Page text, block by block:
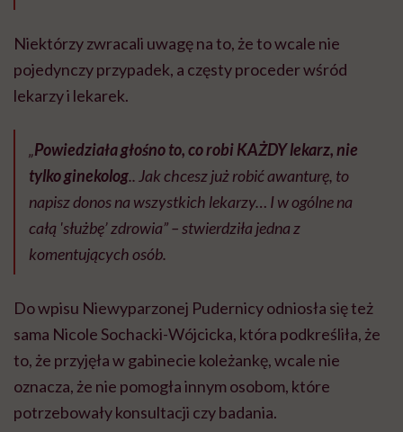
Niektórzy zwracali uwagę na to, że to wcale nie
pojedynczy przypadek, a częsty proceder wśród
lekarzy i lekarek.
„Powiedziała głośno to, co robi KAŻDY lekarz, nie
tylko ginekolog.. Jak chcesz już robić awanturę, to
napisz donos na wszystkich lekarzy… I w ogólne na
całą 'służbę’ zdrowia” – stwierdziła jedna z
komentujących osób.
Do wpisu Niewyparzonej Pudernicy odniosła się też
sama Nicole Sochacki-Wójcicka, która podkreśliła, że
to, że przyjęła w gabinecie koleżankę, wcale nie
oznacza, że nie pomogła innym osobom, które
potrzebowały konsultacji czy badania.